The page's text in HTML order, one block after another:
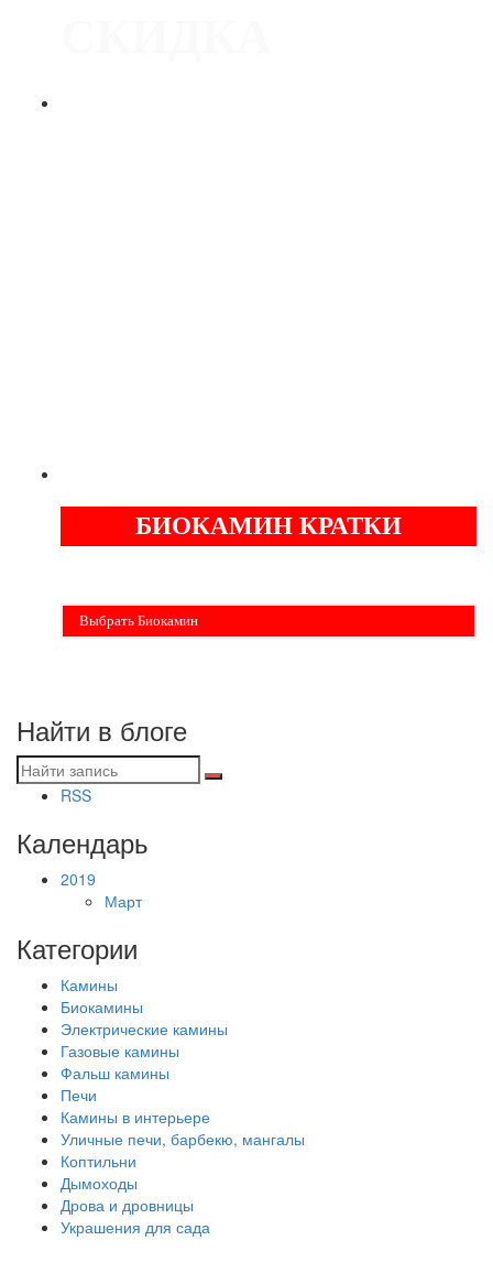
БИОКАМИН КРАТКИ
Выбрать Биокамин
Найти в блоге
RSS
Календарь
2019
Март
Категории
Камины
Биокамины
Электрические камины
Газовые камины
Фальш камины
Печи
Камины в интерьере
Уличные печи, барбекю, мангалы
Коптильни
Дымоходы
Дрова и дровницы
Украшения для сада